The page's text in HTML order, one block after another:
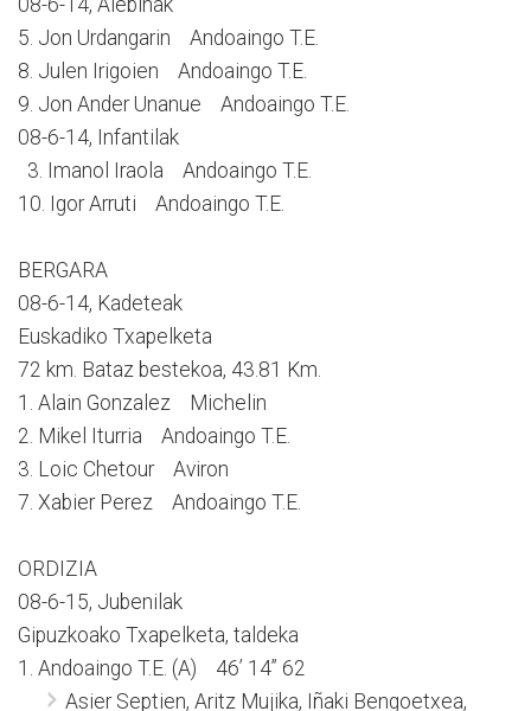
5. Jon Urdangarin Andoaingo T.E.
8. Julen Irigoien Andoaingo T.E.
9. Jon Ander Unanue Andoaingo T.E.
08-6-14, Infantilak
3. Imanol Iraola Andoaingo T.E.
10. Igor Arruti Andoaingo T.E.
BERGARA
08-6-14, Kadeteak
Euskadiko Txapelketa
72 km. Bataz bestekoa, 43.81 Km.
1. Alain Gonzalez Michelin
2. Mikel Iturria Andoaingo T.E.
3. Loic Chetour Aviron
7. Xabier Perez Andoaingo T.E.
ORDIZIA
08-6-15, Jubenilak
Gipuzkoako Txapelketa, taldeka
1. Andoaingo T.E. (A) 46’ 14” 62
Asier Septien, Aritz Mujika, Iñaki Bengoetxea,